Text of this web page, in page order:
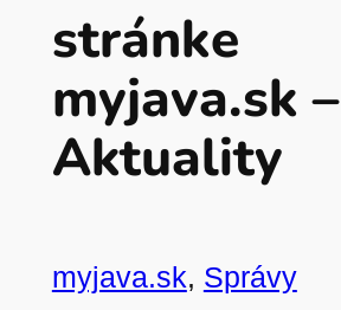
stránke
myjava.sk –
Aktuality
myjava.sk, Správy